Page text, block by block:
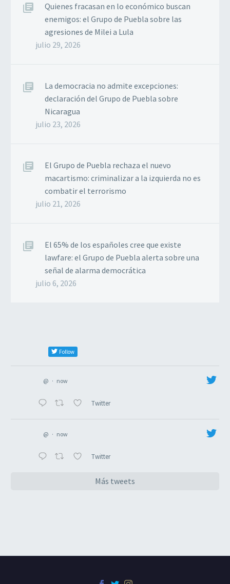
Quienes fracasan en lo económico buscan
enemigos: el Grupo de Puebla sobre las
agresiones de Milei a Lula
julio 29, 2026
La democracia no admite excepciones:
declaración del Grupo de Puebla sobre
Nicaragua
julio 23, 2026
El Grupo de Puebla rechaza el nuevo
macartismo: criminalizar a la izquierda no es
combatir el terrorismo
julio 21, 2026
El 65% de los españoles cree que existe
lawfare: el Grupo de Puebla alerta sobre una
señal de alarma democrática
julio 6, 2026
Follow
@ · now
Twitter
@ · now
Twitter
Más tweets